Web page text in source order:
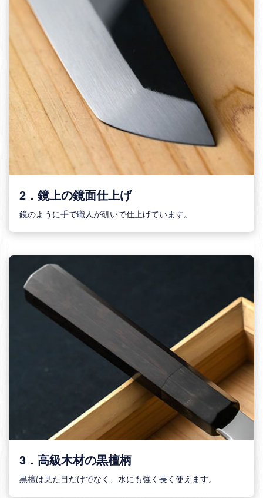
2．鏡上の鏡面仕上げ
鏡のように手で職人が研いで仕上げています。
3．高級木材の黒檀柄
黒檀は見た目だけでなく、水にも強く長く使えます。